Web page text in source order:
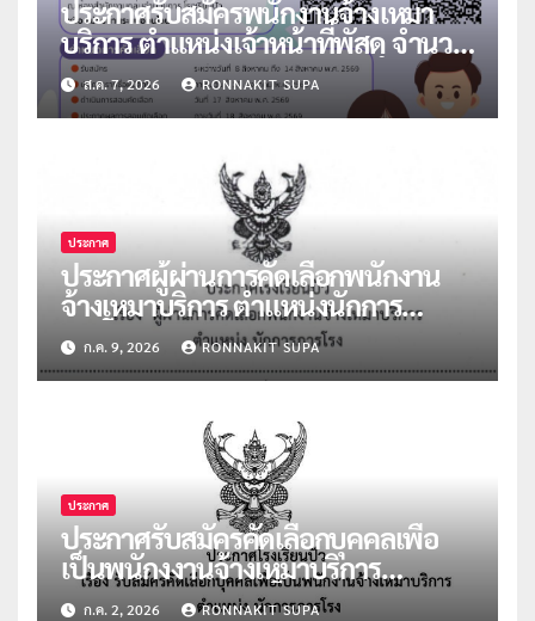
ประกาศรับสมัครพนักงานจ้างเหมา
บริการ ตำแหน่งเจ้าหน้าที่พัสดุ จำนวน
1 อัตรา
ส.ค. 7, 2026 RONNAKIT SUPA
ประกาศ
ประกาศผู้ผ่านการคัดเลือกพนักงาน
จ้างเหมาบริการ ตำแหน่งนักการ
ภารโรง จำนวน 2 อัตรา
ก.ค. 9, 2026 RONNAKIT SUPA
ประกาศ
ประกาศรับสมัครคัดเลือกบุคคลเพื่อ
เป็นพนักงงานจ้างเหมาบริการ
ตำแหน่งนักการภารโรง
ก.ค. 2, 2026 RONNAKIT SUPA